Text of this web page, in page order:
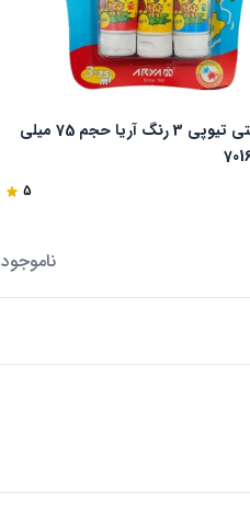
رنگ انگشتی تیوپی 3 رنگ آریا حجم 75 میلی
5
ناموجود